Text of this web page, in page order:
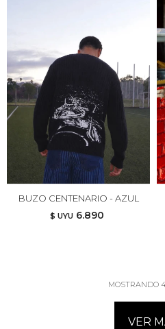
BUZO CENTENARIO - AZUL
$ UYU 6.890
MOSTRANDO
VER